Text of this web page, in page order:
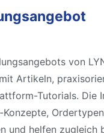
von
Artikeln,
Tutorials. Die
und helfen zugleich